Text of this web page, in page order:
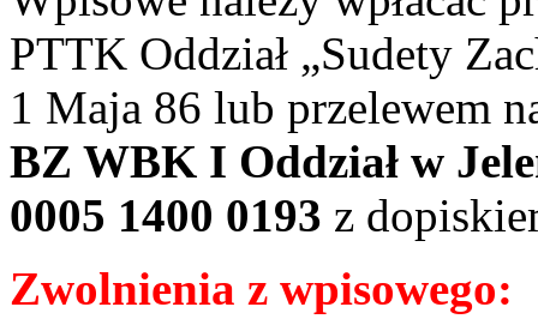
PTTK Oddział „Sudety
1 Maja 86 lub przelewem
BZ WBK I Oddział w
0005 1400 0193 z
Zwolnienia z wpisowego: